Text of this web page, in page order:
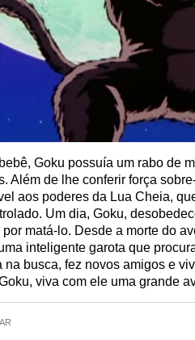
Goku possuía um rabo de
Além de lhe conferir força
aos poderes da Lua Cheia,
Um dia, Goku,
matá-lo. Desde a morte do
inteligente garota que
na busca, fez novos amigos e
viva com ele uma grande